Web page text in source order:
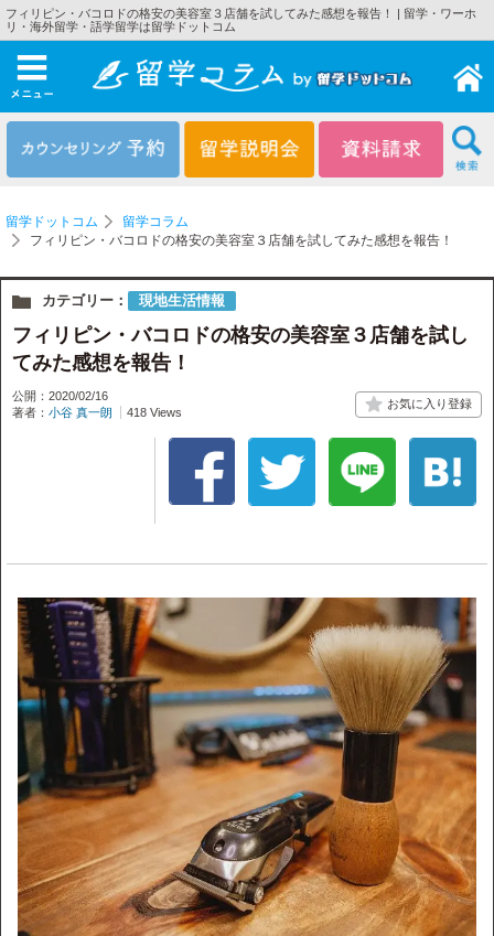
フィリピン・バコロドの格安の美容室３店舗を試してみた感想を報告！ | 留学・ワーホ
リ・海外留学・語学留学は留学ドットコム
メニュー
留学ドットコム
留学コラム
フィリピン・バコロドの格安の美容室３店舗を試してみた感想を報告！
カテゴリー： 現地生活情報
フィリピン・バコロドの格安の美容室３店舗を試し
てみた感想を報告！
公開：2020/02/16
著者： 小谷 真一朗 418 Views